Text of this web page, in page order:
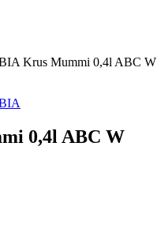
Krus Mummi 0,4l ABC W
0,4l ABC W